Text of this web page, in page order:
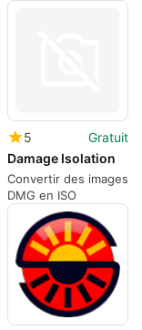
Mac, par Araelium
5
Gratuit
Damage Isolation
Convertir des images
DMG en ISO